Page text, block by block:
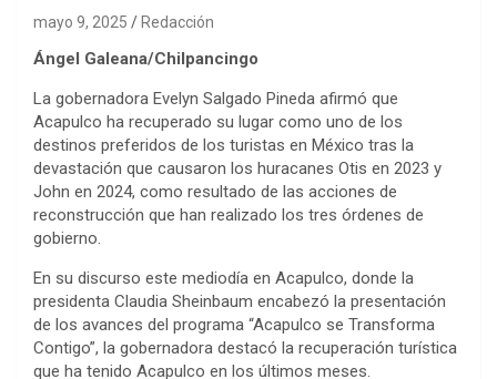
mayo 9, 2025 Redacción
Ángel Galeana/Chilpancingo
La gobernadora Evelyn Salgado Pineda afirmó que
Acapulco ha recuperado su lugar como uno de los
destinos preferidos de los turistas en México tras la
devastación que causaron los huracanes Otis en 2023 y
John en 2024, como resultado de las acciones de
reconstrucción que han realizado los tres órdenes de
gobierno.
En su discurso este mediodía en Acapulco, donde la
presidenta Claudia Sheinbaum encabezó la presentación
de los avances del programa “Acapulco se Transforma
Contigo”, la gobernadora destacó la recuperación turística
que ha tenido Acapulco en los últimos meses.